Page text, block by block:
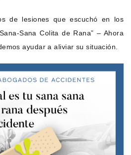
de lesiones que escuchó en los
Sana Colita de Rana” – Ahora
ayudar a aliviar su situación.